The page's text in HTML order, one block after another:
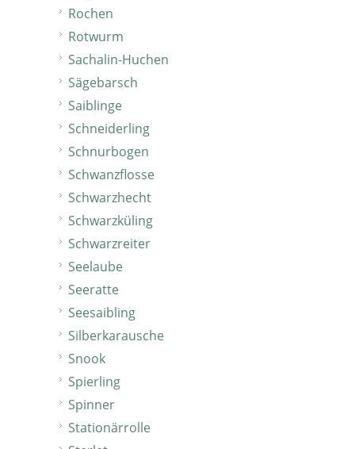
Rochen
Rotwurm
Sachalin-Huchen
Sägebarsch
Saiblinge
Schneiderling
Schnurbogen
Schwanzflosse
Schwarzhecht
Schwarzküling
Schwarzreiter
Seelaube
Seeratte
Seesaibling
Silberkarausche
Snook
Spierling
Spinner
Stationärrolle